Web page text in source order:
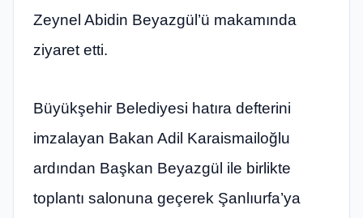
Zeynel Abidin Beyazgül’ü makamında
ziyaret etti.
Büyükşehir Belediyesi hatıra defterini
imzalayan Bakan Adil Karaismailoğlu
ardından Başkan Beyazgül ile birlikte
toplantı salonuna geçerek Şanlıurfa’ya